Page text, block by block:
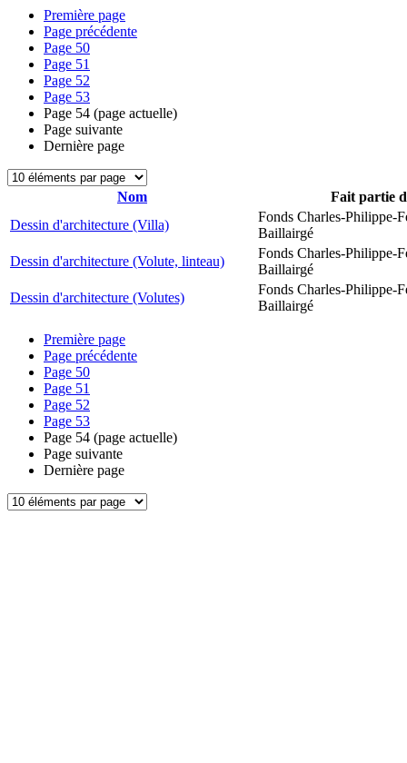
Première page
Page précédente
Page 50
Page 51
Page 52
Page 53
Page 54 (page actuelle)
Page suivante
Dernière page
Nom
Fait partie
Dessin d'architecture (Villa)
Fonds Charles-Philippe-
Baillairgé
Dessin d'architecture (Volute, linteau)
Fonds Charles-Philippe-
Baillairgé
Dessin d'architecture (Volutes)
Fonds Charles-Philippe-
Baillairgé
Première page
Page précédente
Page 50
Page 51
Page 52
Page 53
Page 54 (page actuelle)
Page suivante
Dernière page